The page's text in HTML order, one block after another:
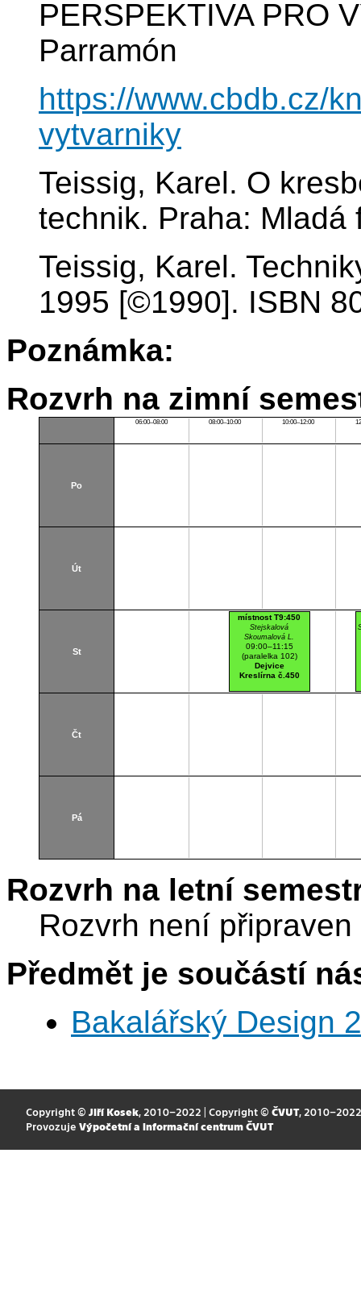
PERSPEKTIVA PRO
Parramón
https://www.cbdb.cz/
vytvarniky
Teissig, Karel. O
technik. Praha: Mladá
Teissig, Karel.
1995 [©1990]. ISBN
Poznámka:
Rozvrh na zimní
06:00–08:00 08:00–10:00 10:00–12:00
Po
Út
St
místnost T9:450
Stejskalová
Skoumalová L.
09:00–11:15
(paralelka 102)
Dejvice
Kreslírna č.450
Čt
Pá
Rozvrh na letní
Rozvrh není připraven
Předmět je součástí
Bakalářský Design
Copyright © Jiří Kosek, 2010–2022 | Copyright © ČVUT, 2010–2022
Provozuje Výpočetní a informační centrum ČVUT